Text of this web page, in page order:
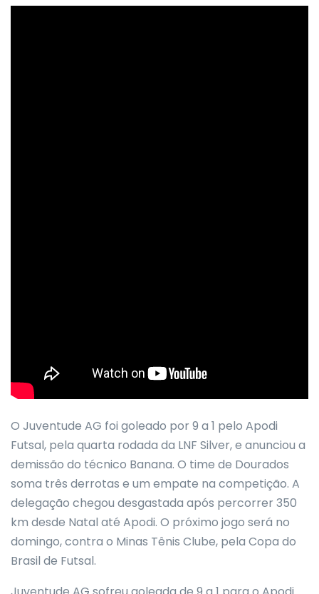
O Juventude AG foi goleado por 9 a 1 pelo Apodi
Futsal, pela quarta rodada da LNF Silver, e anunciou a
demissão do técnico Banana. O time de Dourados
soma três derrotas e um empate na competição. A
delegação chegou desgastada após percorrer 350
km desde Natal até Apodi. O próximo jogo será no
domingo, contra o Minas Tênis Clube, pela Copa do
Brasil de Futsal.